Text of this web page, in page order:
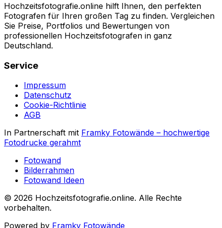
Hochzeitsfotografie.online hilft Ihnen, den perfekten
Fotografen für Ihren großen Tag zu finden. Vergleichen
Sie Preise, Portfolios und Bewertungen von
professionellen Hochzeitsfotografen in ganz
Deutschland.
Service
Impressum
Datenschutz
Cookie-Richtlinie
AGB
In Partnerschaft mit Framky Fotowände – hochwertige
Fotodrucke gerahmt
Fotowand
Bilderrahmen
Fotowand Ideen
© 2026 Hochzeitsfotografie.online. Alle Rechte
vorbehalten.
Powered by Framky Fotowände